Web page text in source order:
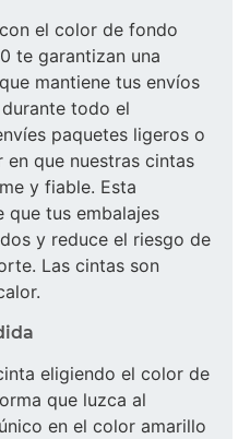
el color de fondo
te garantizan una
mantiene tus envíos
todo el
paquetes ligeros o
en que nuestras cintas
y fiable. Esta
que tus embalajes
y reduce el riesgo de
Las cintas son
eligiendo el color de
que luzca al
en el color amarillo